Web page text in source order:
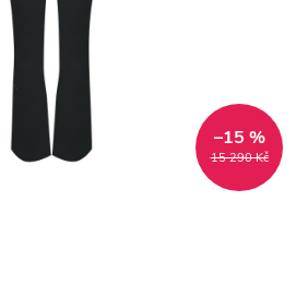
15 290 Kč
–15 %